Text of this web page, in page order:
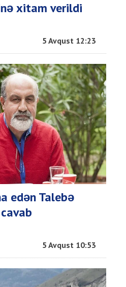
xitam verildi
5 Avqust 12:23
edən Talebə
5 Avqust 10:53